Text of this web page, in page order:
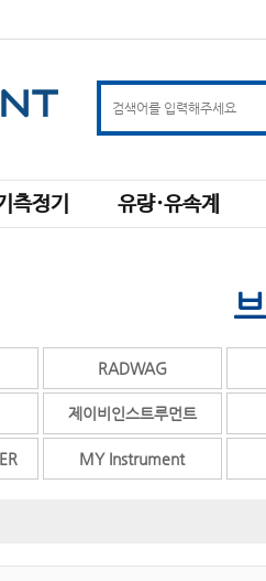
측정기 유량·유속계
RADWAG
제이비인스트루먼트
MY Instrument